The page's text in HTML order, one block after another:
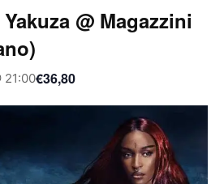
@ Magazzini
21:00€36,80